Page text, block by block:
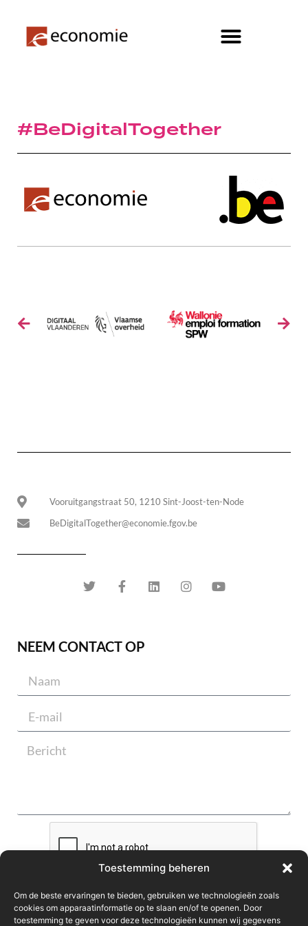
Toestemming beheren
Om de beste ervaringen te bieden, gebruiken we technologieën zoals
cookies om apparaatinformatie op te slaan en/of te openen. Door
toestemming te geven voor deze technologieën kunnen wij gegevens
#BeDigitalTogether
Vooruitgangstraat 50, 1210 Sint-Joost-ten-Node
BeDigitalTogether@economie.fgov.be
NEEM CONTACT OP
Versturen